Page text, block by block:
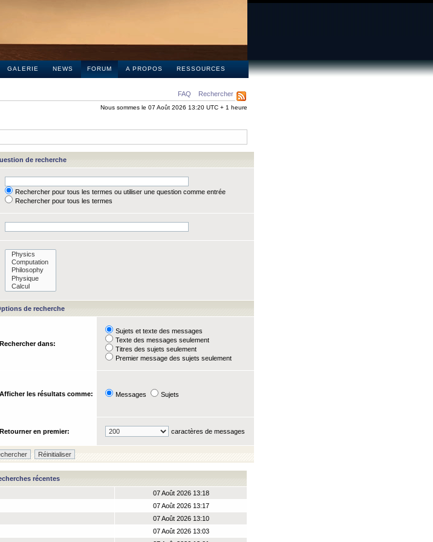
GALERIE NEWS FORUM A PROPOS RESSOURCES
FAQ Rechercher
Nous sommes le 07 Août 2026 13:20 UTC + 1 heure
de recherche
Rechercher pour tous les termes ou utiliser une question comme entrée
Rechercher pour tous les termes
de recherche
Rechercher dans:
Sujets et texte des messages
Texte des messages seulement
Titres des sujets seulement
Premier message des sujets seulement
Afficher les résultats comme: Messages Sujets
Retourner en premier: caractères de messages
récentes
07 Août 2026 13:18
07 Août 2026 13:17
07 Août 2026 13:10
07 Août 2026 13:03